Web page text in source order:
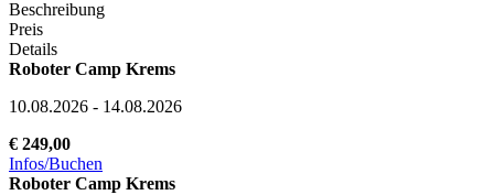
Beschreibung
Preis
Details
Roboter Camp Krems
10.08.2026 - 14.08.2026
€ 249,00
Infos/Buchen
Roboter Camp Krems